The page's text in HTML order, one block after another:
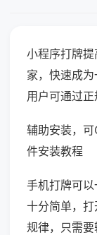
小程序打牌
家，快速成
用户可通过正
辅助安装，
件安装教程
手机打牌可以
十分简单，
规律，只需